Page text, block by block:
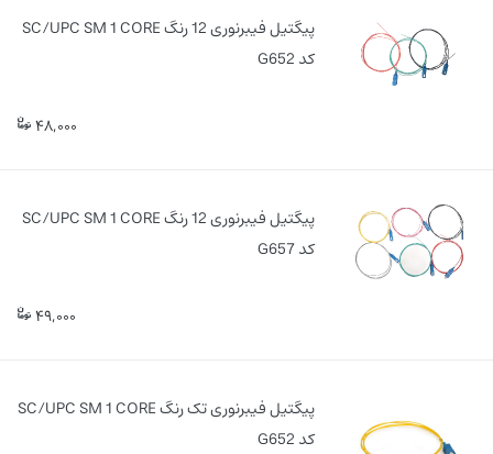
پیگتیل فیبرنوری 12 رنگ SC/UPC SM 1 CORE
کد G652
48,000
پیگتیل فیبرنوری 12 رنگ SC/UPC SM 1 CORE
کد G657
49,000
پیگتیل فیبرنوری تک رنگ SC/UPC SM 1 CORE
کد G652